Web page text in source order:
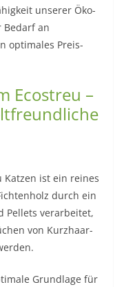
unserer Öko-
Bedarf an
optimales Preis-
Ecostreu –
Katzen ist ein reines
durch ein
Pellets verarbeitet,
von Kurzhaar-
Grundlage für